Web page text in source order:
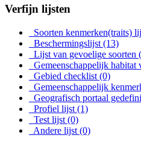
Verfijn lijsten
Soorten kenmerken(traits)
Beschermingslijst (13)
Lijst van gevoelige soorten
Gemeenschappelijk habitat
Gebied checklist (0)
Gemeenschappelijk
Geografisch portaal
Profiel lijst (1)
Test lijst (0)
Andere lijst (0)